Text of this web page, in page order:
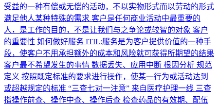
受益的一种有偿或无偿的活动，不以实物形式而以劳动的形式
满足他人某种特殊的需求 客户是任何商业活动中最重要的
人，是工作的目的，不是让我们与之争论或较智的对象 客户
的重要性 如何做好服务 ITIL:服务是为客户提供价值的一种手
段，使客户不用承担额外的成本和风险就可获得所期望的结果
客户最不希望发生的事情 数据丢失、应用中断 根因分析 规范
定义 按照既定标准的要求进行操作，使某一行为或活动达到
或超越规定的标准 “三查七对一注意” 来自医疗护理一线 三查
指操作前查、操作中查、操作后查 检查药品的有效期、配伍